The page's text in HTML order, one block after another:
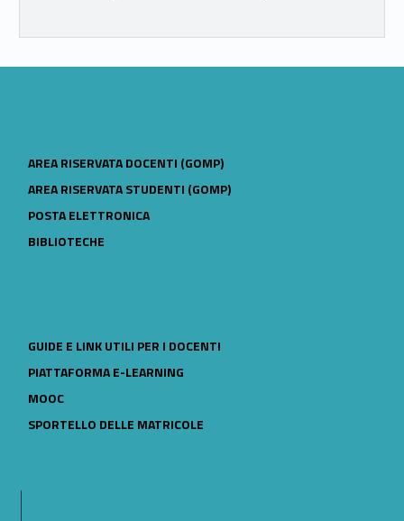
LINK IDENTIFIER #IDENTIFIER__180138-26
AREA RISERVATA DOCENTI (GOMP)
LINK IDENTIFIER #IDENTIFIER__15500-27
AREA RISERVATA STUDENTI (GOMP)
LINK IDENTIFIER #IDENTIFIER__16260-28
POSTA ELETTRONICA
LINK IDENTIFIER #IDENTIFIER__59594-29
BIBLIOTECHE
LINK IDENTIFIER #IDENTIFIER__173924-30
GUIDE E LINK UTILI PER I DOCENTI
LINK IDENTIFIER #IDENTIFIER__48925-31
PIATTAFORMA E-LEARNING
LINK IDENTIFIER #IDENTIFIER__164566-32
MOOC
LINK IDENTIFIER #IDENTIFIER__137717-33
SPORTELLO DELLE MATRICOLE